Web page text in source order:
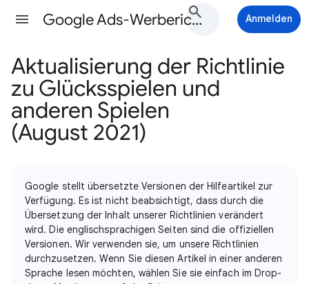
Google Ads-Werberichtlinien-Hilfe Anmelden
Aktualisierung der Richtlinie
zu Glücksspielen und
anderen Spielen
(August 2021)
Google stellt übersetzte Versionen der Hilfeartikel zur
Verfügung. Es ist nicht beabsichtigt, dass durch die
Übersetzung der Inhalt unserer Richtlinien verändert
wird. Die englischsprachigen Seiten sind die offiziellen
Versionen. Wir verwenden sie, um unsere Richtlinien
durchzusetzen. Wenn Sie diesen Artikel in einer anderen
Sprache lesen möchten, wählen Sie sie einfach im Drop-